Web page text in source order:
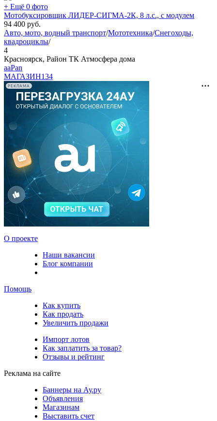
+ Ещё 0 фото
Мотобуксировщик ЛИДЕР-СИГМА-2К, 8 л.с., с модулем
94 400 руб.
Авто, мото, водный транспорт/Мототехника/Снегоходы,
квадроциклы/
4
Красноярск, Район ТК Атмосфера дома
aaPan
МАГАЗИН134
РЕКЛАМА
О проекте
Наши вакансии
Блог компании
Помощь
Как купить
Как продать
Увеличить продажи
Импорт лотов
Как заплатить за товар?
Отзывы и рейтинг
Реклама на сайте
Баннеры на Ау.ру
Объявления
Магазинам
Выставить счет